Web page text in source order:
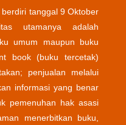
tanggal 9 Oktober
utamanya adalah
umum maupun buku
book (buku tercetak)
penjualan melalui
informasi yang benar
pemenuhan hak asasi
menerbitkan buku,